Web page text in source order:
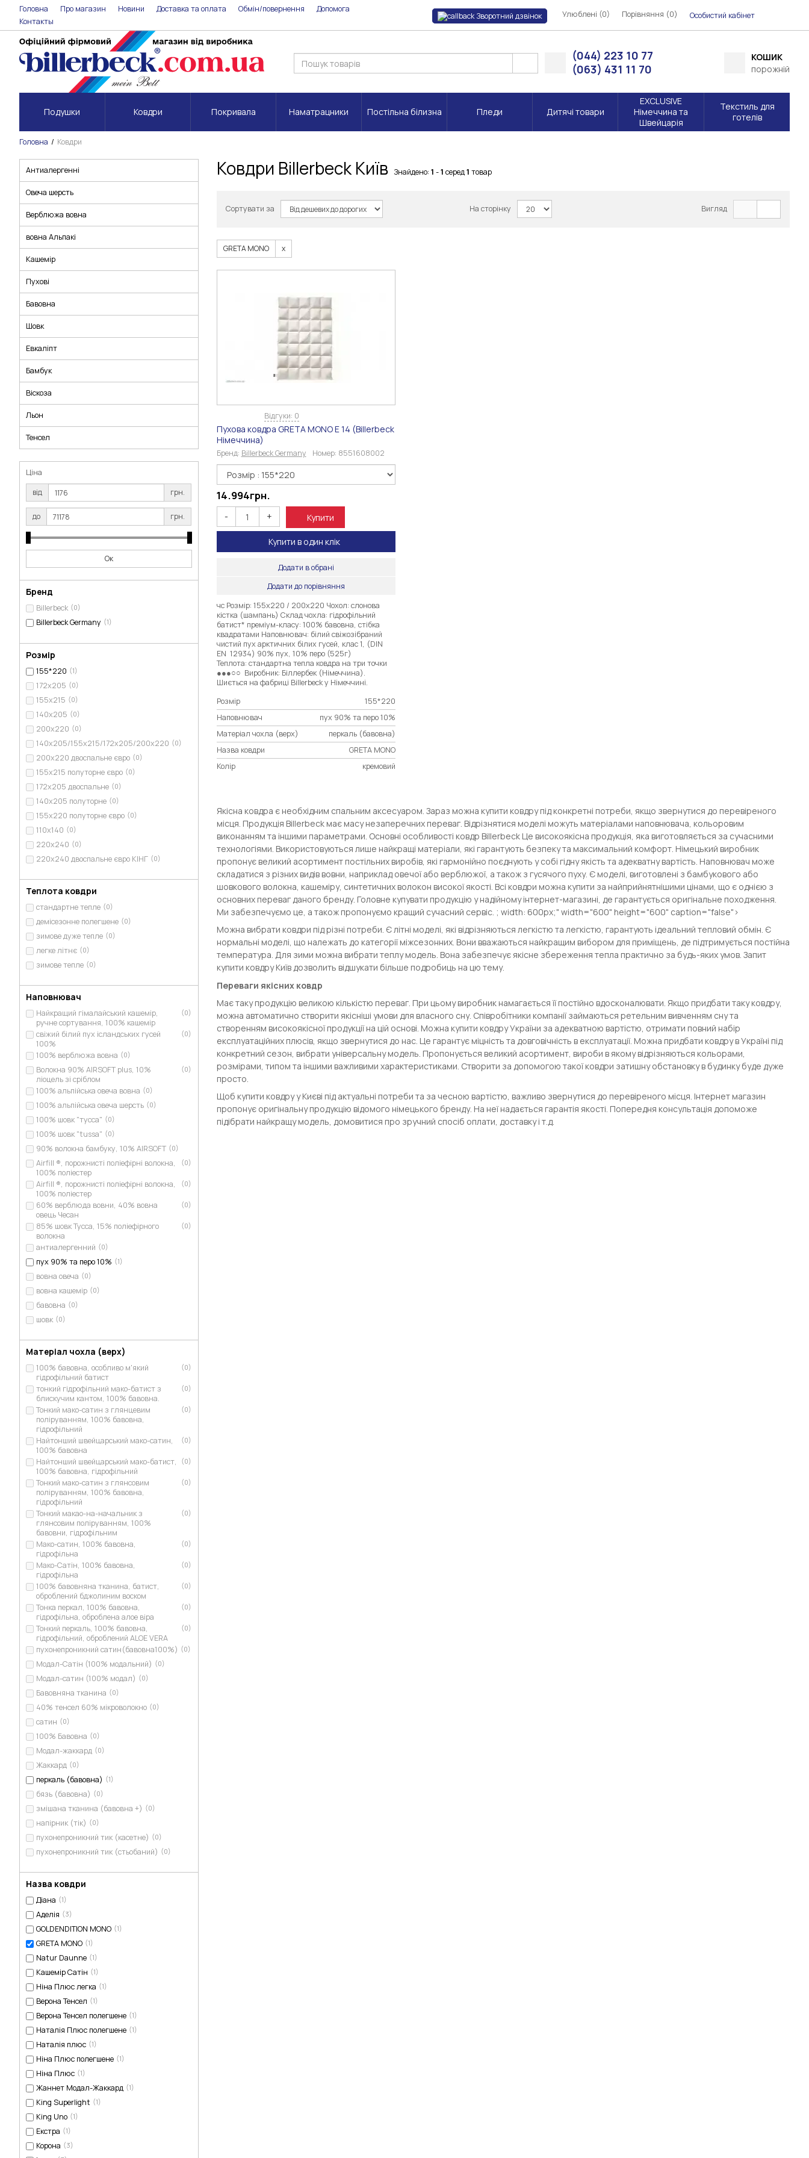
Головна Про магазин Новини Доставка та оплата Обмін/повернення
Допомога
Контакты
Зворотний дзвінок Улюблені (0) Порівняння (0) Особистий кабінет
(044) 223 10 77
(063) 431 11 70
КОШИК
порожній
Подушки Ковдри Покривала Наматрацники Постільна білизна Пледи Дитячі товари
EXCLUSIVE
Німеччина та
Швейцарія
Текстиль для
готелів
Головна Ковдри
Антиалергенні
Овеча шерсть
Верблюжа вовна
вовна Альпакі
Кашемір
Пухові
Бавовна
Шовк
Евкаліпт
Бамбук
Віскоза
Льон
Тенсел
Ціна
від
грн.
до грн.
Ок
Бренд
Billerbeck (0)
Billerbeck Germany (1)
Розмір
155*220 (1)
172х205 (0)
155х215 (0)
140х205 (0)
200х220 (0)
140х205/155х215/172х205/200х220 (0)
200х220 двоспальне євро (0)
155х215 полуторне євро (0)
172х205 двоспальне (0)
140х205 полуторне (0)
155х220 полуторне євро (0)
110х140 (0)
220х240 (0)
220х240 двоспальне євро КІНГ (0)
Теплота ковдри
стандартне тепле (0)
демісезонне полегшене (0)
зимове дуже тепле (0)
легке літнє (0)
зимове тепле (0)
Наповнювач
Найкращий гімалайський кашемір,
ручне сортування, 100% кашемір
(0)
свіжий білий пух ісландських гусей
100%
(0)
100% верблюжа вовна (0)
Волокна 90% AIRSOFT plus, 10%
ліоцель зі сріблом
(0)
100% альпійська овеча вовна (0)
100% альпійська овеча шерсть (0)
100% шовк "тусса" (0)
100% шовк "tussa" (0)
90% волокна бамбуку, 10% AIRSOFT (0)
Airfill ®, порожнисті поліефірні волокна,
100% поліестер
(0)
Airfill ®, порожнисті поліефірні волокна,
100% поліестер
(0)
60% верблюда вовни, 40% вовна
овець Чесан
(0)
85% шовк Тусса, 15% поліефірного
волокна
(0)
антиалергенний (0)
пух 90% та перо 10% (1)
вовна овеча (0)
вовна кашемір (0)
бавовна (0)
шовк (0)
Матеріал чохла (верх)
100% бавовна, особливо м'який
гідрофільний батист
(0)
тонкий гідрофільний мако-батист з
блискучим кантом, 100% бавовна.
(0)
Тонкий мако-сатин з глянцевим
поліруванням, 100% бавовна,
гідрофільний
(0)
Найтонший швейцарський мако-сатин,
100% бавовна
(0)
Найтонший швейцарський мако-батист,
100% бавовна, гідрофільний
(0)
Тонкий мако-сатин з глянсовим
поліруванням, 100% бавовна,
гідрофільний
(0)
Тонкий макао-на-начальник з
глянсовим поліруванням, 100%
бавовни, гідрофільним
(0)
Мако-сатин, 100% бавовна,
гідрофільна
(0)
Мако-Сатін, 100% бавовна,
гідрофільна
(0)
100% бавовняна тканина, батист,
оброблений бджолиним воском
(0)
Тонка перкал, 100% бавовна,
гідрофільна, оброблена алое віра
(0)
Тонкий перкаль, 100% бавовна,
гідрофільний, оброблений ALOE VERA
(0)
пухонепроникний сатин(бавовна100%) (0)
Модал-Сатін (100% модальний) (0)
Модал-сатин (100% модал) (0)
Бавовняна тканина (0)
40% тенсел 60% мікроволокно (0)
сатин (0)
100% Бавовна (0)
Модал-жаккард (0)
Жаккард (0)
перкаль (бавовна) (1)
бязь (бавовна) (0)
змішана тканина (бавовна +) (0)
напірник (тік) (0)
пухонепроникний тик (касетне) (0)
пухонепроникний тик (стьобаний) (0)
Назва ковдри
Діана (1)
Аделія (3)
GOLDENDITION MONO (1)
GRETA MONO (1)
Natur Daunne (1)
Кашемір Сатін (1)
Ніна Плюс легка (1)
Верона Тенсел (1)
Верона Тенсел полегшене (1)
Наталія Плюс полегшене (1)
Наталія плюс (1)
Ніна Плюс полегшене (1)
Ніна Плюс (1)
Жаннет Модал-Жаккард (1)
King Superlight (1)
King Uno (1)
Екстра (1)
Корона (3)
Ковдри Billerbeck Київ Знайдено: 1 -1 серед1 товар
Сортувати за На сторінку Вигляд
GRETA MONO
Відгуки: 0
Пухова ковдра GRETA MONO E 14 (Billerbeck
Німеччина)
Бренд: Billerbeck Germany Номер: 8551608002
14.994грн.
- + Купити
Купити в один клік
Додати в обрані
Додати до порівняння
чс Розмір: 155х220 / 200х220 Чохол: слонова
кістка (шампань) Склад чохла: гідрофільний
батист* преміум-класу: 100% бавовна, стібка
квадратами Наповнювач: білий свіжозібраний
чистий пух арктичних білих гусей, клас 1, (DIN
EN 12934) 90% пух, 10% перо (525г)
Теплота: стандартна тепла ковдра на три точки
●●●○○ Виробник: Біллербек (Німеччина).
Шиється на фабриці Billerbeck у Німеччині.
Розмір
155*220
Наповнювач
пух 90% та перо 10%
Матеріал чохла (верх)
перкаль (бавовна)
Назва ковдри
GRETA MONO
Колір
кремовий
Якісна ковдра є необхідним спальним аксесуаром. Зараз можна купити ковдру під конкретні потреби, якщо звернутися до перевіреного
місця. Продукція Billerbeck має масу незаперечних переваг. Відрізнятися моделі можуть матеріалами наповнювача, кольоровим
виконанням та іншими параметрами. Основні особливості ковдр Billerbeck Це високоякісна продукція, яка виготовляється за сучасними
технологіями. Використовуються лише найкращі матеріали, які гарантують безпеку та максимальний комфорт. Німецький виробник
пропонує великий асортимент постільних виробів, які гармонійно поєднують у собі гідну якість та адекватну вартість. Наповнювач може
складатися з різних видів вовни, наприклад овечої або верблюжої, а також з гусячого пуху. Є моделі, виготовлені з бамбукового або
шовкового волокна, кашеміру, синтетичних волокон високої якості. Всі ковдри можна купити за найприйнятнішими цінами, що є однією з
основних переваг даного бренду. Головне купувати продукцію у надійному інтернет-магазині, де гарантується оригінальне походження.
Ми забезпечуємо це, а також пропонуємо кращий сучасний сервіс. ; width: 600px;" width="600" height="600" caption="false">
Можна вибрати ковдри під різні потреби. Є літні моделі, які відрізняються легкістю та легкістю, гарантують ідеальний тепловий обмін. Є
нормальні моделі, що належать до категорії міжсезонних. Вони вважаються найкращим вибором для приміщень, де підтримується постійна
температура. Для зими можна вибрати теплу модель. Вона забезпечує якісне збереження тепла практично за будь-яких умов. Запит
купити ковдру Київ дозволить відшукати більше подробиць на цю тему.
Переваги якісних ковдр
Має таку продукцію великою кількістю переваг. При цьому виробник намагається її постійно вдосконалювати. Якщо придбати таку ковдру,
можна автоматично створити якісніші умови для власного сну. Співробітники компанії займаються ретельним вивченням сну та
створенням високоякісної продукції на цій основі. Можна купити ковдру України за адекватною вартістю, отримати повний набір
експлуатаційних плюсів, якщо звернутися до нас. Це гарантує міцність та довговічність в експлуатації. Можна придбати ковдру в Україні під
конкретний сезон, вибрати універсальну модель. Пропонується великий асортимент, вироби в якому відрізняються кольорами,
розмірами, типом та іншими важливими характеристиками. Створити за допомогою такої ковдри затишну обстановку в будинку буде дуже
просто.
Щоб купити ковдру у Києві під актуальні потреби та за чесною вартістю, важливо звернутися до перевіреного місця. Інтернет магазин
пропонує оригінальну продукцію відомого німецького бренду. На неї надається гарантія якості. Попередня консультація допоможе
підібрати найкращу модель, домовитися про зручний спосіб оплати, доставку і т.д.